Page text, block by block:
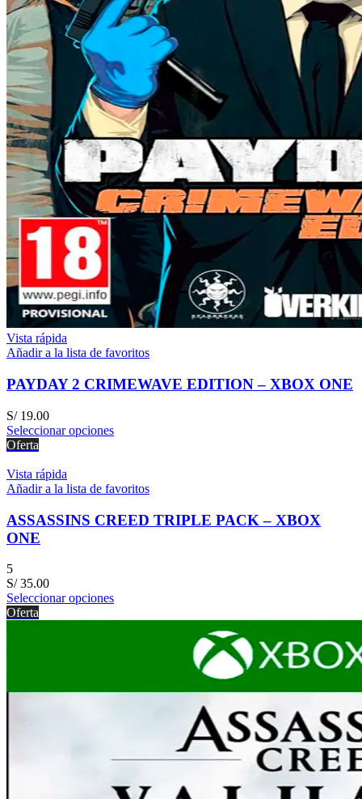
Vista rápida
Añadir a la lista de favoritos
PAYDAY 2 CRIMEWAVE EDITION – XBOX ONE
S/19.00
Seleccionar opciones
Oferta
Vista rápida
Añadir a la lista de favoritos
ASSASSINS CREED TRIPLE PACK – XBOX
ONE
5
S/35.00
Seleccionar opciones
Oferta